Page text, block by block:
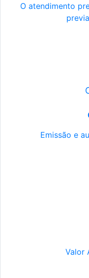
O atendimento
Emissão e
Valor